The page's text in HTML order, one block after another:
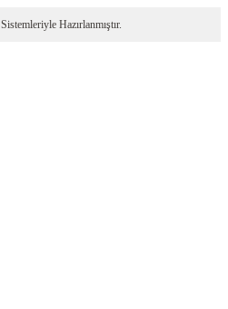
Sistemleriyle Hazırlanmıştır.